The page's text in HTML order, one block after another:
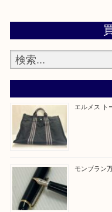
買取専門店 大吉
た。と思ってもら
だきます。
—お知らせ—
最後に当店では現
求人要項はここをク